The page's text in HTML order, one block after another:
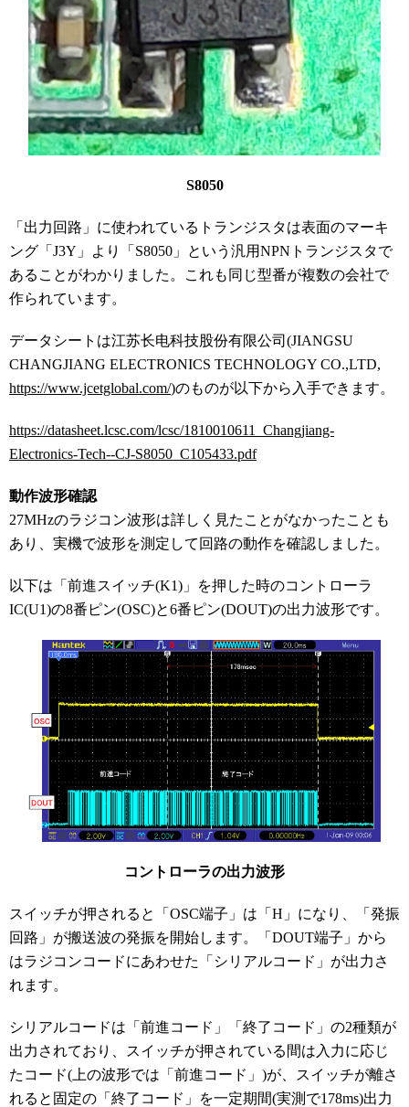
S8050
「出力回路」に使われているトランジスタは表面のマーキ
ング「J3Y」より「S8050」という汎用NPNトランジスタで
あることがわかりました。これも同じ型番が複数の会社で
作られています。
データシートは江苏长电科技股份有限公司(JIANGSU
CHANGJIANG ELECTRONICS TECHNOLOGY CO.,LTD,
https://www.jcetglobal.com/)のものが以下から入手できます。
https://datasheet.lcsc.com/lcsc/1810010611_Changjiang-
Electronics-Tech--CJ-S8050_C105433.pdf
動作波形確認
27MHzのラジコン波形は詳しく見たことがなかったことも
あり、実機で波形を測定して回路の動作を確認しました。
以下は「前進スイッチ(K1)」を押した時のコントローラ
IC(U1)の8番ピン(OSC)と6番ピン(DOUT)の出力波形です。
コントローラの出力波形
スイッチが押されると「OSC端子」は「H」になり、「発振
回路」が搬送波の発振を開始します。「DOUT端子」から
はラジコンコードにあわせた「シリアルコード」が出力さ
れます。
シリアルコードは「前進コード」「終了コード」の2種類が
出力されており、スイッチが押されている間は入力に応じ
たコード(上の波形では「前進コード」)が、スイッチが離さ
れると固定の「終了コード」を一定期間(実測で178ms)出力